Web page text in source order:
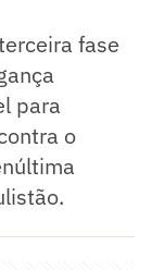
fase
para
o